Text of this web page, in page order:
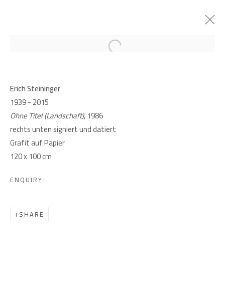
ERICH STEININGER (1939 - 2015)
ZUM 85. GEBURTSTAG
11 SEPTEMBER - 31 OCTOBER 2024
KUNSTHÄNDLER
Open a larger version of the
Erich Steininger
1939 - 2015
Ohne Titel (Landschaft), 1986
rechts unten signiert und datiert
Grafit auf Papier
120 x 100 cm
ENQUIRY
SHARE